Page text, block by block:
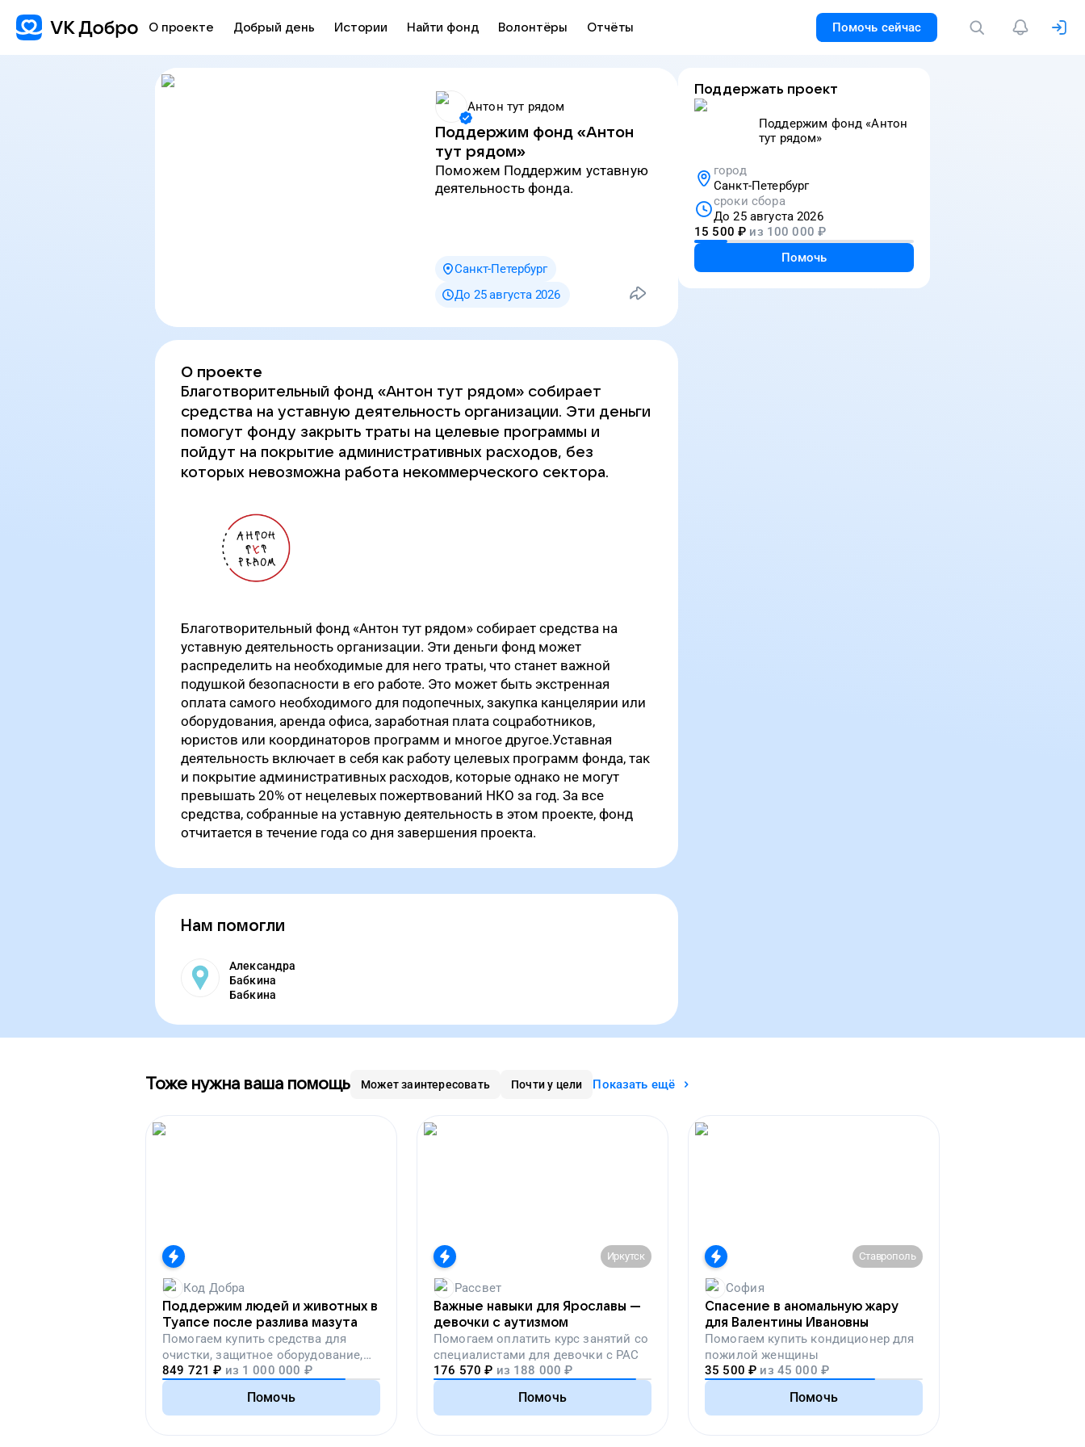
О проекте Добрый день Истории Найти фонд Волонтёры Отчёты Помочь сейчас
Антон тут рядом
Поддержим фонд «Антон
тут рядом»
Поможем Поддержим уставную
деятельность фонда.
Санкт-Петербург
До 25 августа 2026
О проекте
Благотворительный фонд «Антон тут рядом» собирает
средства на уставную деятельность организации. Эти деньги
помогут фонду закрыть траты на целевые программы и
пойдут на покрытие административных расходов, без
которых невозможна работа некоммерческого сектора.
Благотворительный фонд «Антон тут рядом» собирает средства на
уставную деятельность организации. Эти деньги фонд может
распределить на необходимые для него траты, что станет важной
подушкой безопасности в его работе. Это может быть экстренная
оплата самого необходимого для подопечных, закупка канцелярии или
оборудования, аренда офиса, заработная плата соцработников,
юристов или координаторов программ и многое другое.Уставная
деятельность включает в себя как работу целевых программ фонда, так
и покрытие административных расходов, которые однако не могут
превышать 20% от нецелевых пожертвований НКО за год. За все
средства, собранные на уставную деятельность в этом проекте, фонд
отчитается в течение года со дня завершения проекта.
Нам помогли
Александра
Бабкина
Бабкина
Поддержать проект
Поддержим фонд «Антон
тут рядом»
город
Санкт-Петербург
сроки сбора
До 25 августа 2026
15 500 ₽ из 100 000 ₽
Помочь
Тоже нужна ваша помощь Может заинтересовать Почти у цели Показать ещё
Код Добра
Поддержим людей и животных в
Туапсе после разлива мазута
Помогаем купить средства для
очистки, защитное оборудование,
лекарства, корм и предметы первой
необходимости
849 721 ₽ из 1 000 000 ₽
Помочь
Иркутск
Рассвет
Важные навыки для Ярославы —
девочки с аутизмом
Помогаем оплатить курс занятий со
специалистами для девочки с РАС
176 570 ₽ из 188 000 ₽
Помочь
Ставрополь
София
Спасение в аномальную жару
для Валентины Ивановны
Помогаем купить кондиционер для
пожилой женщины
35 500 ₽ из 45 000 ₽
Помочь